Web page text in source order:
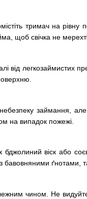
тримач на
щоб свічка не
від легкозаймистих
займання,
на випадок пожежі.
віск або
з бавовняними
чином. Не